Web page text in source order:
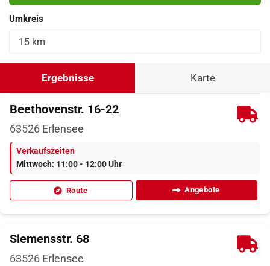
Umkreis
Ergebnisse Karte
Beethovenstr. 16-22
63526 Erlensee
Verkaufszeiten
Mittwoch: 11:00 - 12:00 Uhr
Route Angebote
Siemensstr. 68
63526 Erlensee